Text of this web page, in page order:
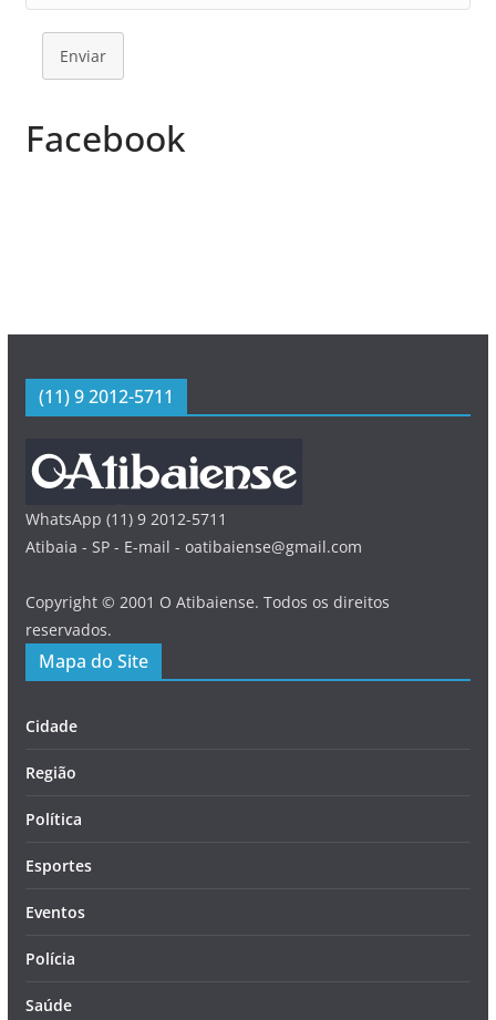
Enviar
Facebook
(11) 9 2012-5711
WhatsApp (11) 9 2012-5711
Atibaia - SP - E-mail - oatibaiense@gmail.com
Copyright © 2001 O Atibaiense. Todos os direitos
reservados.
Mapa do Site
Cidade
Região
Política
Esportes
Eventos
Polícia
Saúde